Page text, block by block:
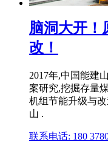
脑洞大开！
改！
2017年,中国能建
案研究,挖掘存量
机组节能升级与
山 .
联系电话: 180